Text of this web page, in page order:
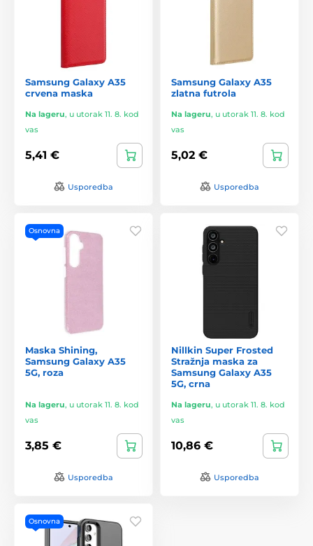
Samsung Galaxy A35
crvena maska
Na lageru, u utorak 11. 8. kod
vas
5,41 €
Usporedba
Samsung Galaxy A35
zlatna futrola
Na lageru, u utorak 11. 8. kod
vas
5,02 €
Usporedba
Osnovna
Maska Shining,
Samsung Galaxy A35
5G, roza
Na lageru, u utorak 11. 8. kod
vas
3,85 €
Usporedba
Nillkin Super Frosted
Stražnja maska za
Samsung Galaxy A35
5G, crna
Na lageru, u utorak 11. 8. kod
vas
10,86 €
Usporedba
Osnovna